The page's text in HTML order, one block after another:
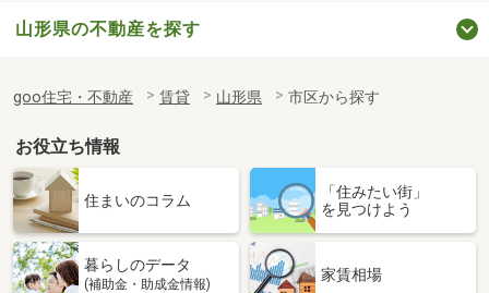
山形県の不動産を探す
goo住宅・不動産 賃貸 山形県 市区から探す
お役立ち情報
住まいのコラム
「住みたい街」
を見つけよう
暮らしのデータ
(補助金・助成金情報)
家賃相場